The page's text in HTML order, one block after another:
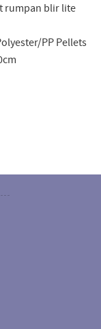
rumpan blir lite
PP Pellets